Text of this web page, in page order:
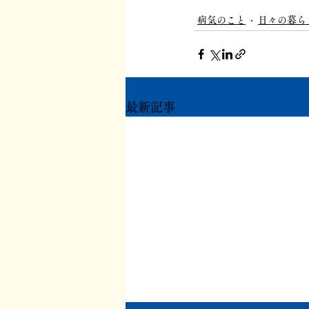
病気のこと 日々の暮ら
最新記事